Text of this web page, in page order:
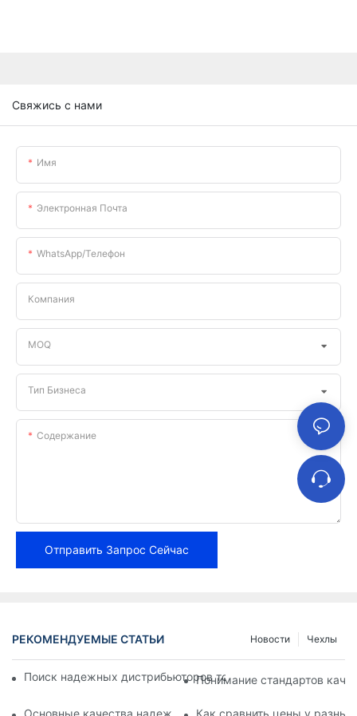
Свяжись с нами
Имя
Электронная Почта
WhatsApp/телефон
Компания
MOQ
Тип Бизнеса
Содержание
Отправить Запрос Сейчас
РЕКОМЕНДУЕМЫЕ СТАТЬИ Чехлы
Новости
Поиск надежных дистрибьюторов тормозных колодок для
Понимание стандартов